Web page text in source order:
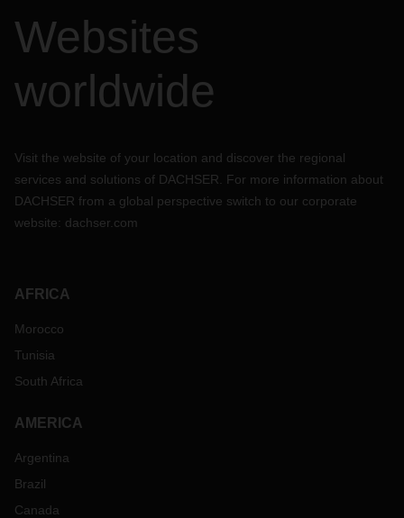
Websites
worldwide
Visit the website of your location and discover the regional
services and solutions of DACHSER. For more information about
DACHSER from a global perspective switch to our corporate
website: dachser.com
AFRICA
Morocco
Tunisia
South Africa
AMERICA
Argentina
Brazil
Canada